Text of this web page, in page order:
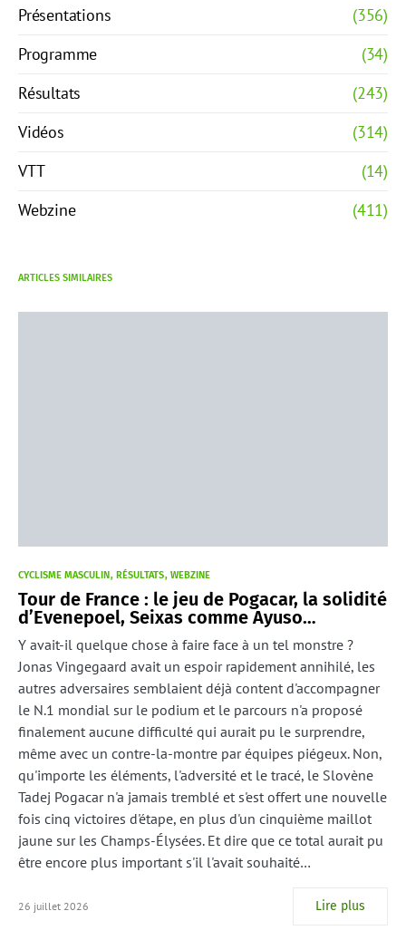
Présentations
(356)
Programme
(34)
Résultats
(243)
Vidéos
(314)
VTT
(14)
Webzine
(411)
ARTICLES SIMILAIRES
CYCLISME MASCULIN RÉSULTATS WEBZINE
Tour de France : le jeu de Pogacar, la solidité
d’Evenepoel, Seixas comme Ayuso…
Y avait-il quelque chose à faire face à un tel monstre ?
Jonas Vingegaard avait un espoir rapidement annihilé, les
autres adversaires semblaient déjà content d'accompagner
le N.1 mondial sur le podium et le parcours n'a proposé
finalement aucune difficulté qui aurait pu le surprendre,
même avec un contre-la-montre par équipes piégeux. Non,
qu'importe les éléments, l'adversité et le tracé, le Slovène
Tadej Pogacar n'a jamais tremblé et s'est offert une nouvelle
fois cinq victoires d'étape, en plus d'un cinquième maillot
jaune sur les Champs-Élysées. Et dire que ce total aurait pu
être encore plus important s'il l'avait souhaité…
26 juillet 2026 Lire plus